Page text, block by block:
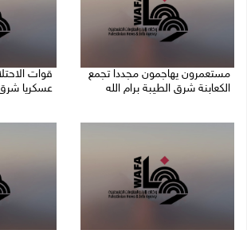
مستعمرون يهاجمون مجددا تجمع
الكعابنة شرق الطيبة برام الله
قوات
عسكريا